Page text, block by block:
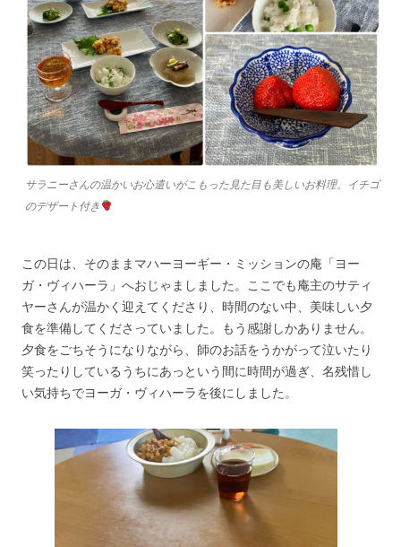
サラニーさんの温かいお心遣いがこもった見た目も美しいお料理。イチゴ
のデザート付き
この日は、そのままマハーヨーギー・ミッションの庵「ヨー
ガ・ヴィハーラ」へおじゃましました。ここでも庵主のサティ
ヤーさんが温かく迎えてくださり、時間のない中、美味しい夕
食を準備してくださっていました。もう感謝しかありません。
夕食をごちそうになりながら、師のお話をうかがって泣いたり
笑ったりしているうちにあっという間に時間が過ぎ、名残惜し
い気持ちでヨーガ・ヴィハーラを後にしました。